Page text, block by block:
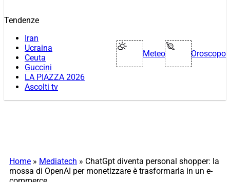
Tendenze
Iran
Ucraina
Ceuta
Guccini
LA PIAZZA 2026
Ascolti tv
Meteo Oroscopo
Home » Mediatech » ChatGpt diventa personal shopper: la
mossa di OpenAI per monetizzare è trasformarla in un e-